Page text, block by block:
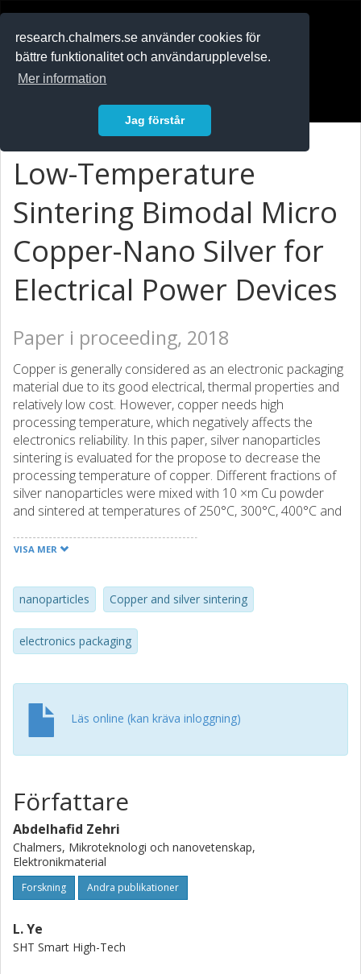
research.chalmers.se använder cookies för
bättre funktionalitet och användarupplevelse.
Mer information
Jag förstår
Low-Temperature
Sintering Bimodal Micro
Copper-Nano Silver for
Electrical Power Devices
Paper i proceeding, 2018
Copper is generally considered as an electronic packaging
material due to its good electrical, thermal properties and
relatively low cost. However, copper needs high
processing temperature, which negatively affects the
electronics reliability. In this paper, silver nanoparticles
sintering is evaluated for the propose to decrease the
processing temperature of copper. Different fractions of
silver nanoparticles were mixed with 10 ×m Cu powder
and sintered at temperatures of 250°C, 300°C, 400°C and
pressure of 100MPa for comparison. Densities from 45%
evaluated and reached a value of around 270W/m.K and
1.41×106 S/m.
VISA MER
nanoparticles Copper and silver sintering
electronics packaging
Läs online (kan kräva inloggning)
Författare
Abdelhafid Zehri
Chalmers, Mikroteknologi och nanovetenskap,
Elektronikmaterial
Forskning Andra publikationer
L. Ye
SHT Smart High-Tech